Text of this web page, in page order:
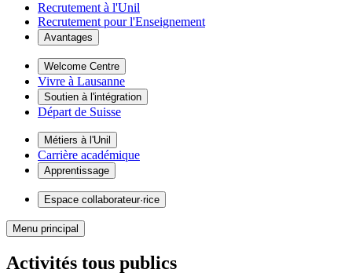
Recrutement à l'Unil
Recrutement pour l'Enseignement
Avantages
Welcome Centre
Vivre à Lausanne
Soutien à l'intégration
Départ de Suisse
Métiers à l'Unil
Carrière académique
Apprentissage
Espace collaborateur·rice
Menu principal
Activités tous publics